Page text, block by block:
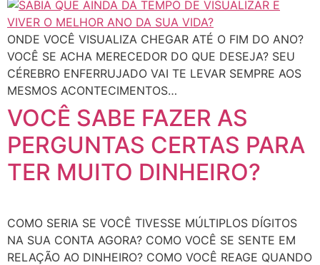
ONDE VOCÊ VISUALIZA CHEGAR ATÉ O FIM DO ANO?
VOCÊ SE ACHA MERECEDOR DO QUE DESEJA? SEU
CÉREBRO ENFERRUJADO VAI TE LEVAR SEMPRE AOS
MESMOS ACONTECIMENTOS…
VOCÊ SABE FAZER AS
PERGUNTAS CERTAS PARA
TER MUITO DINHEIRO?
COMO SERIA SE VOCÊ TIVESSE MÚLTIPLOS DÍGITOS
NA SUA CONTA AGORA? COMO VOCÊ SE SENTE EM
RELAÇÃO AO DINHEIRO? COMO VOCÊ REAGE QUANDO